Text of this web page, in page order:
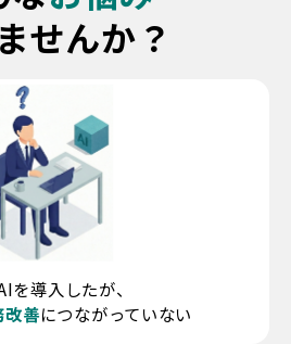
せんか？
を導入したが、
改善につながっていない